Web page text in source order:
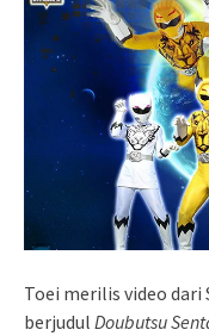
Toei merilis video dari
berjudul Doubutsu